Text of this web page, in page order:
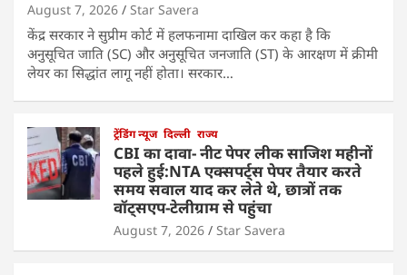
August 7, 2026 Star Savera
केंद्र सरकार ने सुप्रीम कोर्ट में हलफनामा दाखिल कर कहा है कि
अनुसूचित जाति (SC) और अनुसूचित जनजाति (ST) के आरक्षण में क्रीमी
लेयर का सिद्धांत लागू नहीं होता। सरकार…
ट्रेंडिंग न्यूज दिल्ली राज्य
CBI का दावा- नीट पेपर लीक साजिश महीनों
पहले हुई:NTA एक्सपर्ट्स पेपर तैयार करते
समय सवाल याद कर लेते थे, छात्रों तक
वॉट्सएप-टेलीग्राम से पहुंचा
August 7, 2026 Star Savera